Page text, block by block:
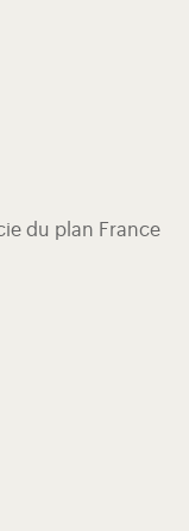
du plan France